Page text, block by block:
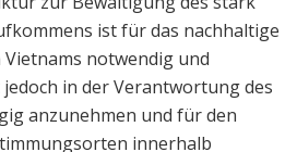
ist für das nachhaltige
notwendig und
jedoch in der Verantwortung des
anzunehmen und für den
innerhalb